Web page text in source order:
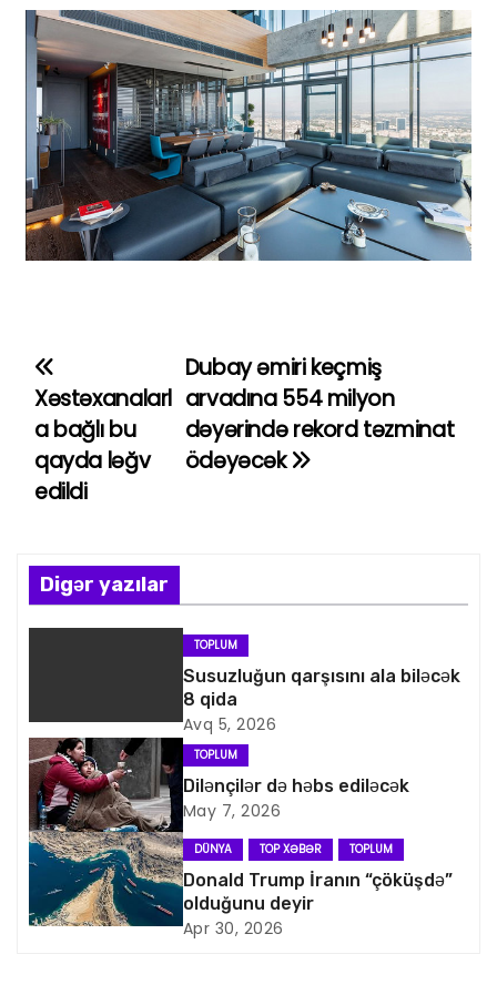
Y
a
z
n
a
q
a
s
i
y
Dubay əmiri keçmiş
arvadına 554 milyon
dəyərində rekord təzminat
ödəyəcək
Xəstəxanalarl
a bağlı bu
qayda ləğv
edildi
Digər yazılar
TOPLUM
Susuzluğun qarşısını ala biləcək
8 qida
Avq 5, 2026
TOPLUM
Dilənçilər də həbs ediləcək
May 7, 2026
DÜNYA TOP XƏBƏR TOPLUM
Donald Trump İranın “çöküşdə”
olduğunu deyir
Apr 30, 2026